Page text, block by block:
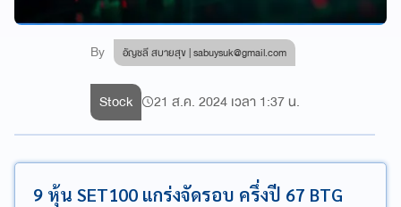
By อัญชลี สบายสุข |sabuysuk@gmail.com
Stock 21 ส.ค. 2024 เวลา 1:37 น.
9 หุ้น SET100 แกร่งจัดรอบ ครึ่งปี 67 BTG